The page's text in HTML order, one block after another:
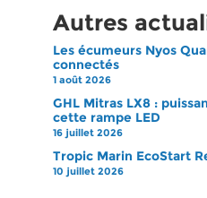
Autres
Les écumeurs Nyos
connectés
1 août 2026
GHL Mitras LX8 :
cette rampe LED
16 juillet 2026
Tropic Marin EcoStart
10 juillet 2026